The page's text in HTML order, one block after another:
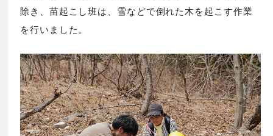
除き、苗起こし班は、雪などで倒れた木を起こす作業
を行いました。